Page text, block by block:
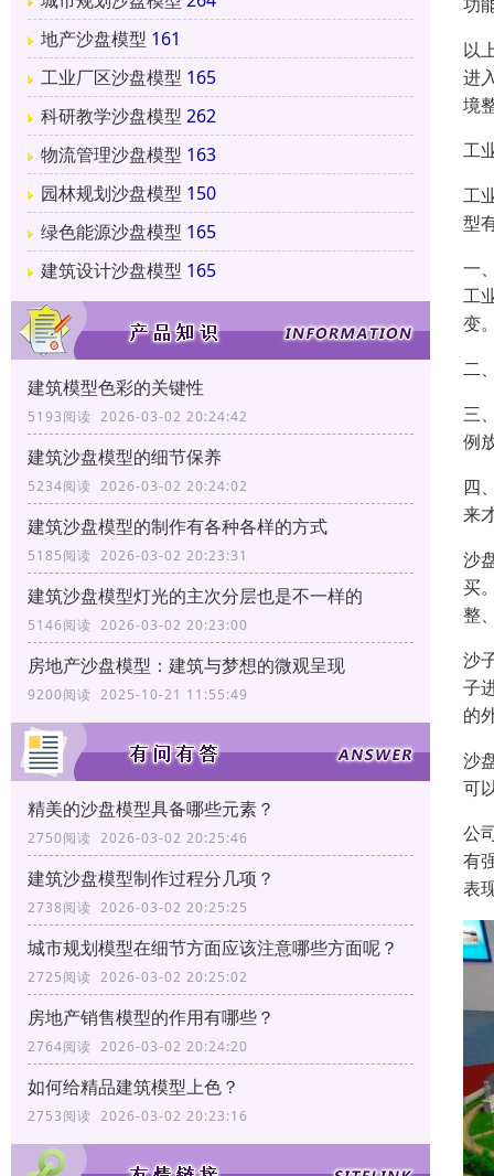
地产沙盘模型 161
工业厂区沙盘模型 165
科研教学沙盘模型 262
物流管理沙盘模型 163
园林规划沙盘模型 150
绿色能源沙盘模型 165
建筑设计沙盘模型 165
建筑模型色彩的关键性
5193阅读 2026-03-02 20:24:42
建筑沙盘模型的细节保养
5234阅读 2026-03-02 20:24:02
建筑沙盘模型的制作有各种各样的方式
5185阅读 2026-03-02 20:23:31
建筑沙盘模型灯光的主次分层也是不一样的
5146阅读 2026-03-02 20:23:00
房地产沙盘模型：建筑与梦想的微观呈现
9200阅读 2025-10-21 11:55:49
精美的沙盘模型具备哪些元素？
2750阅读 2026-03-02 20:25:46
建筑沙盘模型制作过程分几项？
2738阅读 2026-03-02 20:25:25
城市规划模型在细节方面应该注意哪些方面呢？
2725阅读 2026-03-02 20:25:02
房地产销售模型的作用有哪些？
2764阅读 2026-03-02 20:24:20
如何给精品建筑模型上色？
2753阅读 2026-03-02 20:23:16
以
进
境
工
工
型
一
工
变
二
三
例
四
来
沙
买
整
沙
子
的
沙
可
公
有
表